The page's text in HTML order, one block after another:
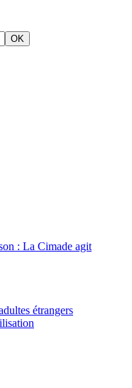
OK
: La Cimade agit
étrangers